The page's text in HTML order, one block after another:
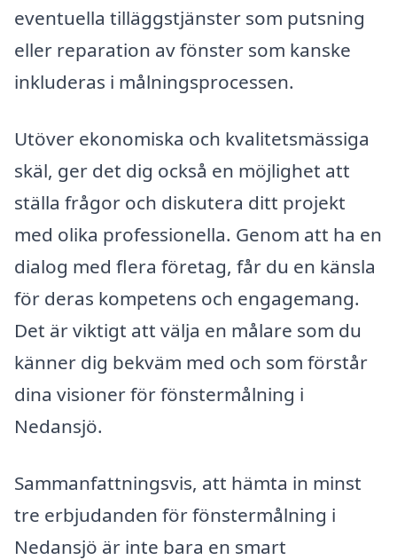
eventuella tilläggstjänster som putsning
eller reparation av fönster som kanske
inkluderas i målningsprocessen.
Utöver ekonomiska och kvalitetsmässiga
skäl, ger det dig också en möjlighet att
ställa frågor och diskutera ditt projekt
med olika professionella. Genom att ha en
dialog med flera företag, får du en känsla
för deras kompetens och engagemang.
Det är viktigt att välja en målare som du
känner dig bekväm med och som förstår
dina visioner för fönstermålning i
Nedansjö.
Sammanfattningsvis, att hämta in minst
tre erbjudanden för fönstermålning i
Nedansjö är inte bara en smart